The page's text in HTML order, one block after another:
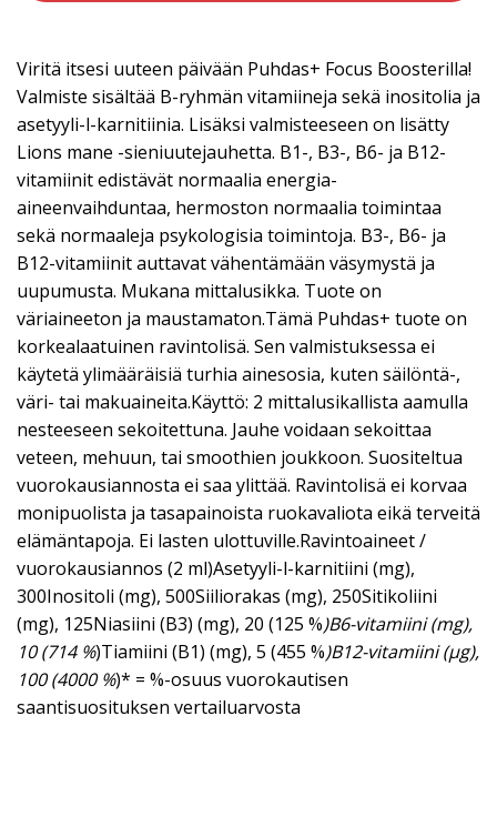
Viritä itsesi uuteen päivään Puhdas+ Focus Boosterilla!
Valmiste sisältää B-ryhmän vitamiineja sekä inositolia ja
asetyyli-l-karnitiinia. Lisäksi valmisteeseen on lisätty
Lions mane -sieniuutejauhetta. B1-, B3-, B6- ja B12-
vitamiinit edistävät normaalia energia-
aineenvaihduntaa, hermoston normaalia toimintaa
sekä normaaleja psykologisia toimintoja. B3-, B6- ja
B12-vitamiinit auttavat vähentämään väsymystä ja
uupumusta. Mukana mittalusikka. Tuote on
väriaineeton ja maustamaton.Tämä Puhdas+ tuote on
korkealaatuinen ravintolisä. Sen valmistuksessa ei
käytetä ylimääräisiä turhia ainesosia, kuten säilöntä-,
väri- tai makuaineita.Käyttö: 2 mittalusikallista aamulla
nesteeseen sekoitettuna. Jauhe voidaan sekoittaa
veteen, mehuun, tai smoothien joukkoon. Suositeltua
vuorokausiannosta ei saa ylittää. Ravintolisä ei korvaa
monipuolista ja tasapainoista ruokavaliota eikä terveitä
elämäntapoja. Ei lasten ulottuville.Ravintoaineet /
vuorokausiannos (2 ml)Asetyyli-l-karnitiini (mg),
300Inositoli (mg), 500Siiliorakas (mg), 250Sitikoliini
(mg), 125Niasiini (B3) (mg), 20 (125 %)B6-vitamiini (mg),
10 (714 %)Tiamiini (B1) (mg), 5 (455 %)B12-vitamiini (µ­g),
100 (4000 %)* = %-osuus vuorokautisen
saantisuosituksen vertailuarvosta